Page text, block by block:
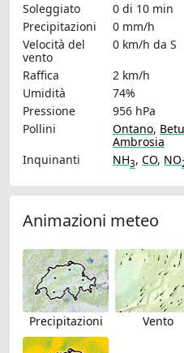
Soleggiato
0 di 10 min
Precipitazioni
0 mm/h
Velocità del
vento
0 km/h da S
Raffica
2 km/h
Umidità
74%
Pressione
956 hPa
Pollini
Ontano,
Ambrosia
Inquinanti
NH3, CO, NO
Animazioni meteo
Precipitazioni Vento